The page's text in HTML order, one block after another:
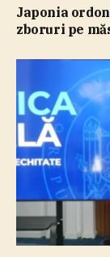
Japonia
zboruri pe